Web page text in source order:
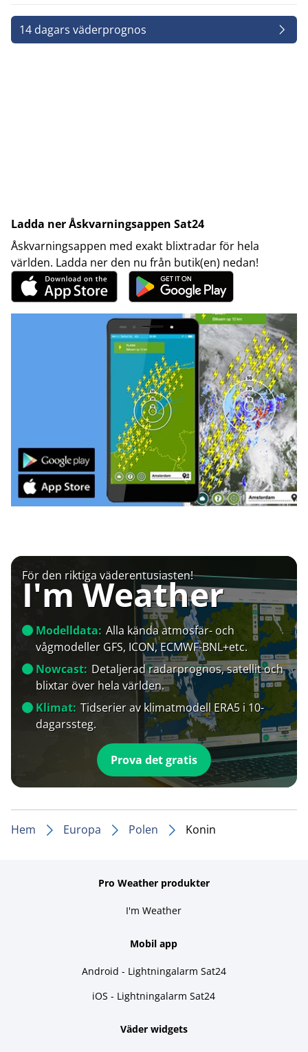
14 dagars väderprognos
Ladda ner Åskvarningsappen Sat24
Åskvarningsappen med exakt blixtradar för hela
världen. Ladda ner den nu från butik(en) nedan!
För den riktiga väderentusiasten!
I'm Weather
Modelldata: Alla kända atmosfär- och
vågmodeller GFS, ICON, ECMWF-BNL+etc.
Nowcast: Detaljerad radarprognos, satellit och
blixtar över hela världen.
Klimat: Tidserier av klimatmodell ERA5 i 10-
dagarssteg.
Prova det gratis
Hem Europa Polen Konin
Pro Weather produkter
I'm Weather
Mobil app
Android - Lightningalarm Sat24
iOS - Lightningalarm Sat24
Väder widgets